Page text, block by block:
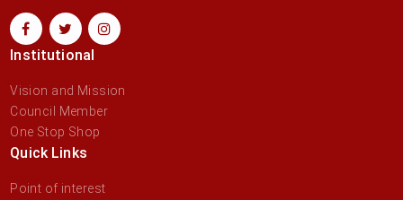
Institutional
Vision and Mission
Council Member
One Stop Shop
Quick Links
Point of interest